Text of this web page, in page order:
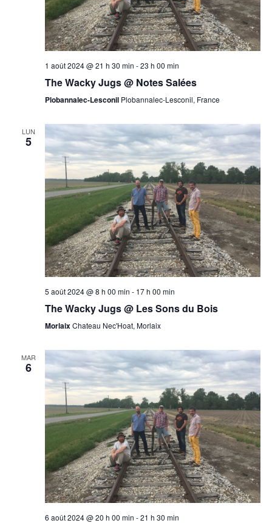
1 août 2024 @ 21 h 30 min -23 h 00 min
The Wacky Jugs @ Notes Salées
Plobannalec-Lesconil Plobannalec-Lesconil, France
LUN
5
5 août 2024 @ 8 h 00 min - 17 h 00 min
The Wacky Jugs @ Les Sons du Bois
MorlaixChateau Nec'Hoat, Morlaix
MAR
6
6 août 2024 @ 20 h 00 min -21 h 30 min